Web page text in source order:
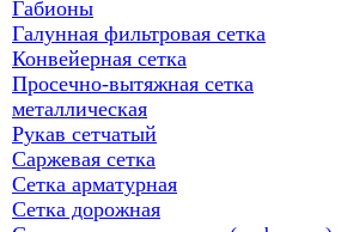
Габионы
Галунная фильтровая сетка
Конвейерная сетка
Просечно-вытяжная сетка
металлическая
Рукав сетчатый
Саржевая сетка
Сетка арматурная
Сетка дорожная